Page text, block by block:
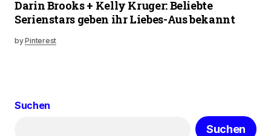
Darin Brooks + Kelly Kruger: Beliebte
Serienstars geben ihr Liebes-Aus bekannt
byPinterest
Suchen
Suchen